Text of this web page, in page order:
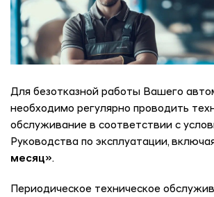
Для безотказной работы Вашего
необходимо регулярно проводить
обслуживание в соответствии с
Руководства по эксплуатации,
месяц».
Периодическое техническое